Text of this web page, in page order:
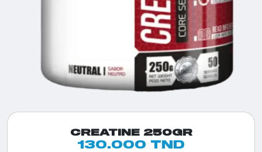
CREATINE 250GR
130.000 TND